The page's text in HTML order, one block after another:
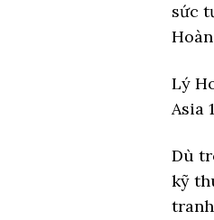
sức
Lý
Asia
Dù
kỹ